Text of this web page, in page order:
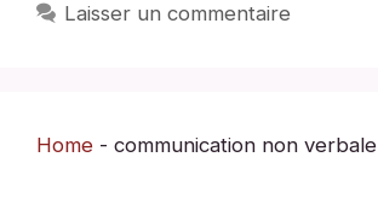
Laisser un commentaire
Home - communication non verbale